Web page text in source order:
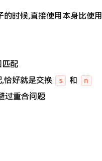
时候,直接使用本身比使
匹配
恰好就是交换 s 和 n
过重合问题